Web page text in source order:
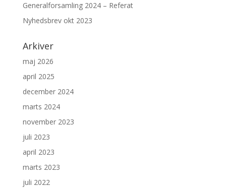
Generalforsamling 2024 – Referat
Nyhedsbrev okt 2023
Arkiver
maj 2026
april 2025
december 2024
marts 2024
november 2023
juli 2023
april 2023
marts 2023
juli 2022